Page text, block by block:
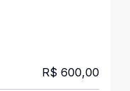
R$ 600,00